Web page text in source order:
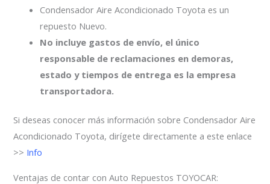
Condensador Aire Acondicionado Toyota es un
repuesto Nuevo.
No incluye gastos de envío, el único
responsable de reclamaciones en demoras,
estado y tiempos de entrega es la empresa
transportadora.
Si deseas conocer más información sobre Condensador Aire
Acondicionado Toyota, dirígete directamente a este enlace
>> Info
Ventajas de contar con Auto Repuestos TOYOCAR: